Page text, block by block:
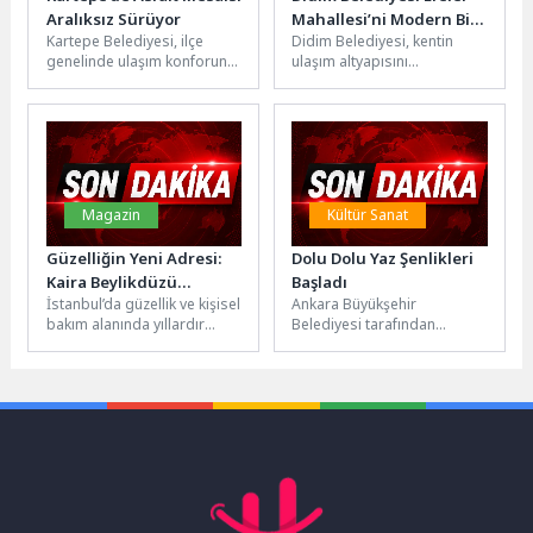
Aralıksız Sürüyor
Kartepe Belediyesi, ilçe
genelinde ulaşım konforunu
güçlendirmek amacıyla
üstyapı çalışmalarına
aralıksız...
Mahallesi’ni Modern Bir
Görünüme Kavuşturuyor
Didim Belediyesi, kentin
ulaşım altyapısını
kalitesini artırmak amacıyla
yürüttüğü yol yapım, bakım...
Magazin
Güzelliğin Yeni Adresi:
Kaira Beylikdüzü
Marina’da Hizmete
Devam Ediyor
İstanbul’da güzellik ve kişisel
bakım alanında yıllardır
Kültür Sanat
Dolu Dolu Yaz Şenlikleri
Başladı
Ankara Büyükşehir
Belediyesi tarafından
Belediyesi’nin katkılarıyla